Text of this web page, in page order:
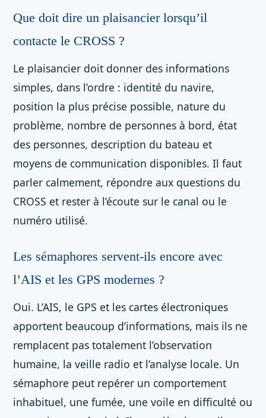
Que doit dire un plaisancier lorsqu’il
contacte le CROSS ?
Le plaisancier doit donner des informations
simples, dans l’ordre : identité du navire,
position la plus précise possible, nature du
problème, nombre de personnes à bord, état
des personnes, description du bateau et
moyens de communication disponibles. Il faut
parler calmement, répondre aux questions du
CROSS et rester à l’écoute sur le canal ou le
numéro utilisé.
Les sémaphores servent-ils encore avec
l’AIS et les GPS modernes ?
Oui. L’AIS, le GPS et les cartes électroniques
apportent beaucoup d’informations, mais ils ne
remplacent pas totalement l’observation
humaine, la veille radio et l’analyse locale. Un
sémaphore peut repérer un comportement
inhabituel, une fumée, une voile en difficulté ou